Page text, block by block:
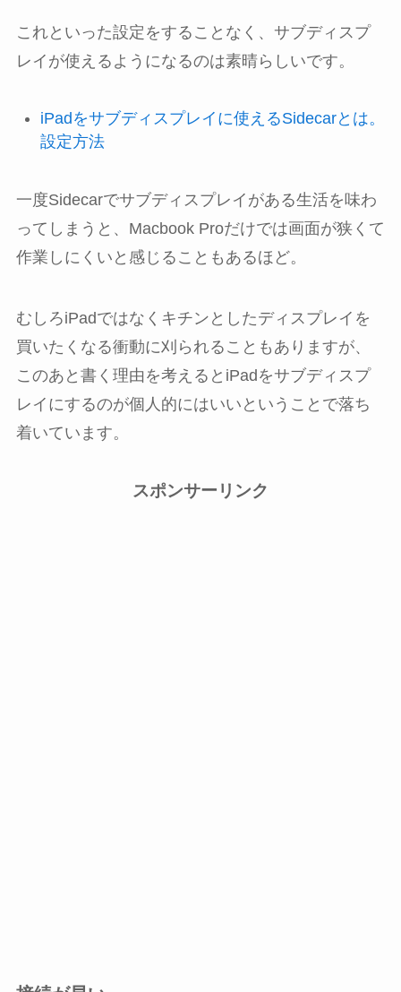
これといった設定をすることなく、サブディスプ
レイが使えるようになるのは素晴らしいです。
iPadをサブディスプレイに使えるSidecarとは。
設定方法
一度Sidecarでサブディスプレイがある生活を味わ
ってしまうと、Macbook Proだけでは画面が狭くて
作業しにくいと感じることもあるほど。
むしろiPadではなくキチンとしたディスプレイを
買いたくなる衝動に刈られることもありますが、
このあと書く理由を考えるとiPadをサブディスプ
レイにするのが個人的にはいいということで落ち
着いています。
スポンサーリンク